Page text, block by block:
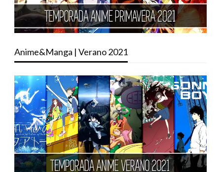
Anime&Manga | Verano 2021